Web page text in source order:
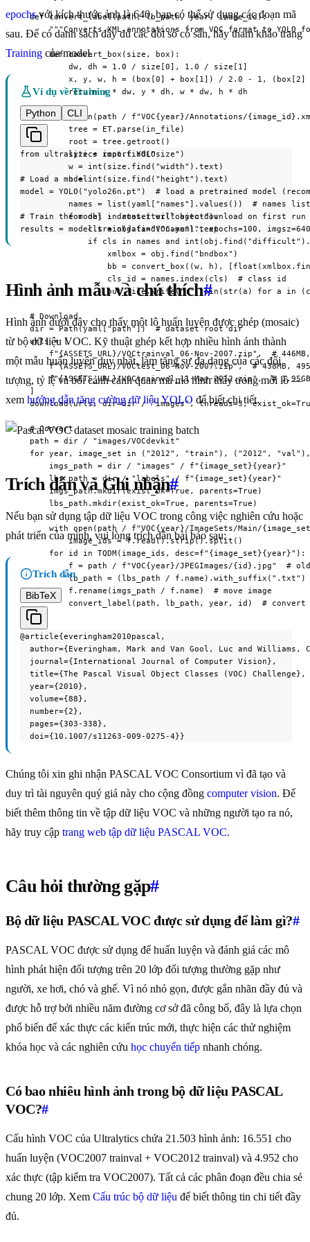
  def convert_label(path, lb_path, year, image_id):
"""Converts XML annotations from VOC format to YOLO
      def convert_box(size, box):
          dw, dh = 1.0 / size[0], 1.0 / size[1]
x, y, w, h = (box[0] + box[1]) / 2.0 - 1,
          return x * dw, y * dh, w * dw, h * dh
with open(path / f"VOC{year}/Annotations/
          tree = ET.parse(in_file)
          root = tree.getroot()
          size = root.find("size")
          w = int(size.find("width").text)
          h = int(size.find("height").text)
          names = list(yaml["names"].values())  # names list
          for obj in root.iter("object"):
              cls = obj.find("name").text
if cls in names and
                  xmlbox = obj.find("bndbox")
bb = convert_box((w, h),
                  cls_id = names.index(cls)  # class id
out_file.write(" ".join(str(a) for a in
  # Download
  dir = Path(yaml["path"])  # dataset root dir
  urls = [
f"{ASSETS_URL}/VOCtrainval_06-Nov-2007.zip",  #
f"{ASSETS_URL}/VOCtest_06-Nov-2007.zip",  # 438MB,
f"{ASSETS_URL}/VOCtrainval_11-May-2012.zip",  #
  ]
download(urls, dir=dir / "images", threads=3,
  # Convert
  path = dir / "images/VOCdevkit"
for year, image_set in ("2012", "train"), ("2012",
      imgs_path = dir / "images" / f"{image_set}{year}"
      lbs_path = dir / "labels" / f"{image_set}{year}"
      imgs_path.mkdir(exist_ok=True, parents=True)
      lbs_path.mkdir(exist_ok=True, parents=True)
with open(path / f"VOC{year}/ImageSets/Main/
          image_ids = f.read().strip().split()
      for id in TQDM(image_ids, desc=f"{image_set}{year}"):
f = path / f"VOC{year}/JPEGImages/{id}.jpg"  #
lb_path = (lbs_path / f.name).with_suffix(".txt")
          f.rename(imgs_path / f.name)  # move image
convert_label(path, lb_path, year, id)  # convert
epochsvới kích thước ảnh là 640, bạn có thể sử dụng các đoạn mã
sau. Để có danh sách đầy đủ các đối số có sẵn, hãy tham khảo trang
Training của model.
Ví dụ về Training
Python
CLI
from ultralytics import YOLO
# Load a model
model = YOLO("yolo26n.pt")  # load a pretrained model
# Train the model - dataset will auto-download on first run
results = model.train(data="VOC.yaml", epochs=100,
Hình ảnh mẫu và chú thích#
Hình ảnh dưới đây cho thấy một lô huấn luyện được ghép (mosaic)
từ bộ dữ liệu VOC. Kỹ thuật ghép kết hợp nhiều hình ảnh thành
một mẫu huấn luyện duy nhất, làm tăng sự đa dạng của các đối
tượng, tỷ lệ và bối cảnh cảnh quan mà mô hình thấy trong mỗi lô —
xem hướng dẫn tăng cường dữ liệu YOLO để biết chi tiết.
Trích dẫn và Ghi nhận#
Nếu bạn sử dụng tập dữ liệu VOC trong công việc nghiên cứu hoặc
phát triển của mình, vui lòng trích dẫn bài báo sau:
Trích dẫn
BibTeX
@article{everingham2010pascal,
author={Everingham, Mark and Van Gool, Luc and Williams,
  journal={International Journal of Computer Vision},
  title={The Pascal Visual Object Classes (VOC) Challenge},
  year={2010},
  volume={88},
  number={2},
  pages={303-338},
  doi={10.1007/s11263-009-0275-4}}
Chúng tôi xin ghi nhận PASCAL VOC Consortium vì đã tạo và
duy trì tài nguyên quý giá này cho cộng đồng computer vision. Để
biết thêm thông tin về tập dữ liệu VOC và những người tạo ra nó,
hãy truy cập trang web tập dữ liệu PASCAL VOC.
Câu hỏi thường gặp#
Bộ dữ liệu PASCAL VOC được sử dụng để làm gì?#
PASCAL VOC được sử dụng để huấn luyện và đánh giá các mô
hình phát hiện đối tượng trên 20 lớp đối tượng thường gặp như
người, xe hơi, chó và ghế. Vì nó nhỏ gọn, được gắn nhãn đầy đủ và
được hỗ trợ bởi nhiều năm đường cơ sở đã công bố, đây là lựa chọn
phổ biến để xác thực các kiến trúc mới, thực hiện các thử nghiệm
khóa học và các nghiên cứu học chuyển tiếp nhanh chóng.
Có bao nhiêu hình ảnh trong bộ dữ liệu PASCAL
VOC?#
Cấu hình VOC của Ultralytics chứa 21.503 hình ảnh: 16.551 cho
huấn luyện (VOC2007 trainval + VOC2012 trainval) và 4.952 cho
xác thực (tập kiểm tra VOC2007). Tất cả các phân đoạn đều chia sẻ
chung 20 lớp. Xem Cấu trúc bộ dữ liệu để biết thông tin chi tiết đầy
đủ.